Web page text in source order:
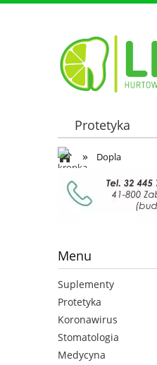
Protetyka
Oferta hurtowa
» Dopla
Menu
Suplementy
Protetyka
Koronawirus
Stomatologia
Medycyna